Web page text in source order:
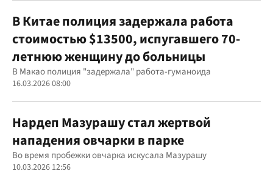
В Китае полиция задержала работа
стоимостью $13500, испугавшего 70-
летнюю женщину до больницы
В Макао полиция "задержала" работа-гуманоида
16.03.2026 08:00
Нардеп Мазурашу стал жертвой
нападения овчарки в парке
Во время пробежки овчарка искусала Мазурашу
10.03.2026 12:56